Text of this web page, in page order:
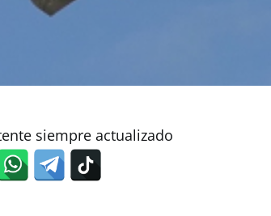
siempre actualizado